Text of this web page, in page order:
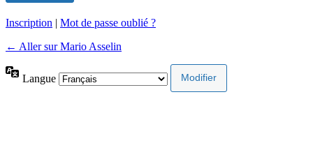
Inscription | Mot de passe oublié ?
← Aller sur Mario Asselin
Langue